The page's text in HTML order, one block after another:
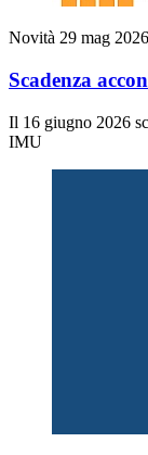
Novità 29 mag 2026
Scadenza
Il 16 giugno 2026
IMU